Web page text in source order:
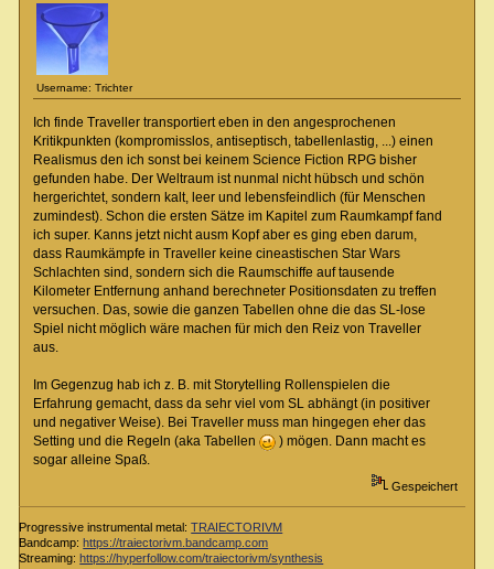
Username: Trichter
Ich finde Traveller transportiert eben in den angesprochenen
Kritikpunkten (kompromisslos, antiseptisch, tabellenlastig, ...) einen
Realismus den ich sonst bei keinem Science Fiction RPG bisher
gefunden habe. Der Weltraum ist nunmal nicht hübsch und schön
hergerichtet, sondern kalt, leer und lebensfeindlich (für Menschen
zumindest). Schon die ersten Sätze im Kapitel zum Raumkampf fand
ich super. Kanns jetzt nicht ausm Kopf aber es ging eben darum,
dass Raumkämpfe in Traveller keine cineastischen Star Wars
Schlachten sind, sondern sich die Raumschiffe auf tausende
Kilometer Entfernung anhand berechneter Positionsdaten zu treffen
versuchen. Das, sowie die ganzen Tabellen ohne die das SL-lose
Spiel nicht möglich wäre machen für mich den Reiz von Traveller
aus.
Im Gegenzug hab ich z. B. mit Storytelling Rollenspielen die
Erfahrung gemacht, dass da sehr viel vom SL abhängt (in positiver
und negativer Weise). Bei Traveller muss man hingegen eher das
Setting und die Regeln (aka Tabellen
) mögen. Dann macht es
sogar alleine Spaß.
Gespeichert
Progressive instrumental metal:TRAIECTORIVM
Bandcamp:https://traiectorivm.bandcamp.com
Streaming:https://hyperfollow.com/traiectorivm/synthesis